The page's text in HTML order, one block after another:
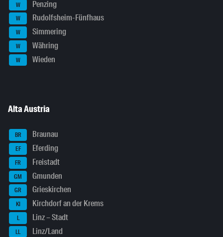
W Penzing
W Rudolfsheim-Fünfhaus
W Simmering
W Währing
W Wieden
Alta Austria
BR Braunau
EF Eferding
FR Freistadt
GM Gmunden
GR Grieskirchen
KI Kirchdorf an der Krems
L Linz – Stadt
LL Linz/Land